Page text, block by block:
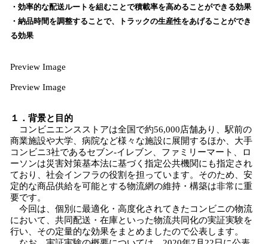
・効率的な配送ルートを組むことで積載率を高めることができる効果
・納品時間を調整することで、トラックの生産性をあげることができ
る効果
Preview Image
Preview Image
１．背景と目的
コンビニエンスストアは全国で約56,000店舗あり、駅前の
商業施設や大学、病院など様々な施設に展開するほか、大手
コンビニ3社であるセブン‐イレブン、ファミリーマート、ロ
ーソンは災害対策基本法に基づく指定公共機関にも指定され
ており、社会インフラの役割を担っています。そのため、安
定的な商品供給を可能とする物流網の維持・構築は非常に重
要です。
今回は、個別に最適化・高度化されてきたコンビニの物流
において、共同配送・在庫といった物流共同化の実証実験を
行い、その定量的な効果をまとめましたので公表します。